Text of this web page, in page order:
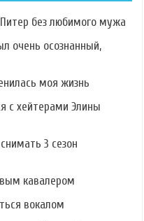
без любимого мужа
очень осознанный,
моя жизнь
с хейтерами Элины
3 сезон
кавалером
вокалом